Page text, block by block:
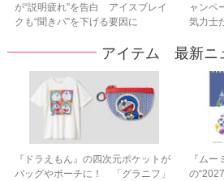
が“説明疲れ”を告白 アイスブレイ
クも“聞きパ”を下げる要因に
ャンペ
気力士
アイテム 最新ニ
『ドラえもん』の四次元ポケットが
バッグやポーチに！ 「グラニフ」
『ム
の